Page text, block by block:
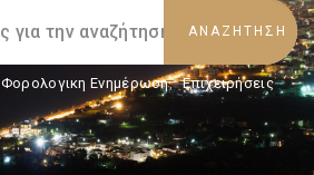
Φορολογικη Ενημέρωση, Επιχειρήσεις